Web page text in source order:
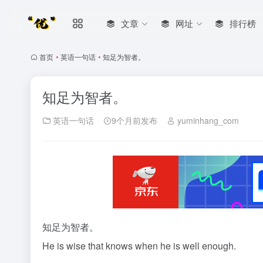
文章 网址 排行榜
首页 • 英语一句话 • 知足为智者。
知足为智者。
英语一句话 9个月前发布 yuminhang_com
知足为智者。
He is wise that knows when he is well enough.